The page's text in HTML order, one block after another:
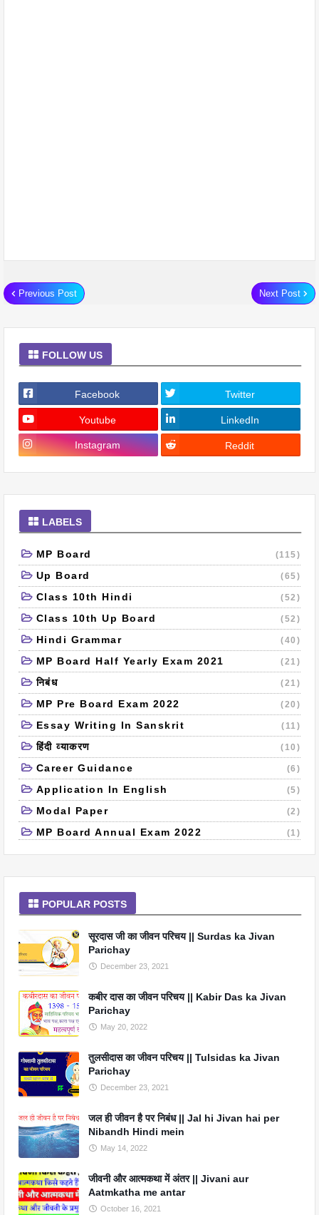
Previous Post Next Post
FOLLOW US
Facebook Twitter
Youtube LinkedIn
Instagram Reddit
LABELS
MP Board (115)
Up Board (65)
Class 10th Hindi (52)
Class 10th Up Board (52)
Hindi Grammar (40)
MP Board Half Yearly Exam 2021 (21)
निबंध (21)
MP Pre Board Exam 2022 (20)
Essay Writing In Sanskrit (11)
हिंदी व्याकरण (10)
Career Guidance (6)
Application In English (5)
Modal Paper (2)
MP Board Annual Exam 2022 (1)
POPULAR POSTS
सूरदास जी का जीवन परिचय || Surdas ka Jivan
Parichay
December 23, 2021
कबीर दास का जीवन परिचय || Kabir Das ka Jivan
Parichay
May 20, 2022
तुलसीदास का जीवन परिचय || Tulsidas ka Jivan
Parichay
December 23, 2021
जल ही जीवन है पर निबंध || Jal hi Jivan hai per
Nibandh Hindi mein
May 14, 2022
जीवनी और आत्मकथा में अंतर || Jivani aur
Aatmkatha me antar
October 16, 2021